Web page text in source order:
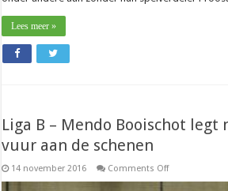
Lees meer »
Liga B – Mendo Booischot legt
vuur aan de schenen
14 november 2016 Comments Offon